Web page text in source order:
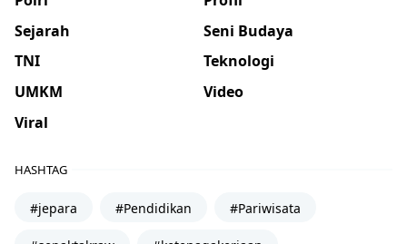
Sejarah
Seni Budaya
TNI
Teknologi
UMKM
Video
Viral
HASHTAG
#jepara #Pendidikan #Pariwisata